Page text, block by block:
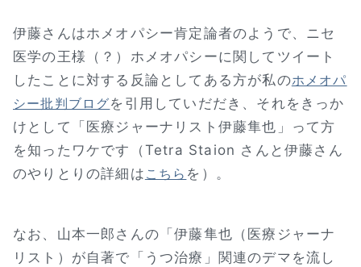
伊藤さんはホメオパシー肯定論者のようで、ニセ
医学の王様（？）ホメオパシーに関してツイート
したことに対する反論としてある方が私のホメオパ
シー批判ブログを引用していだだき、それをきっか
けとして「医療ジャーナリスト伊藤隼也」って方
を知ったワケです（Tetra Staion さんと伊藤さん
のやりとりの詳細は こちら を）。
なお、山本一郎さんの「伊藤隼也（医療ジャーナ
リスト）が自著で「うつ治療」関連のデマを流し